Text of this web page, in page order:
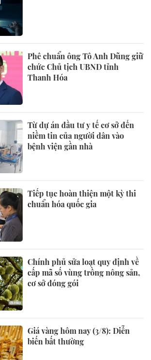
Phê chuẩn ông Tô Anh Dũng giữ
chức Chủ tịch UBND tỉnh
Thanh Hóa
Từ dự án đầu tư y tế cơ sở đến
niềm tin của người dân vào
bệnh viện gần nhà
Tiếp tục hoàn thiện một kỳ thi
chuẩn hóa quốc gia
Chính phủ sửa loạt quy định về
cấp mã số vùng trồng nông sản,
cơ sở đóng gói
Giá vàng hôm nay (3/8): Diễn
biến bất thường